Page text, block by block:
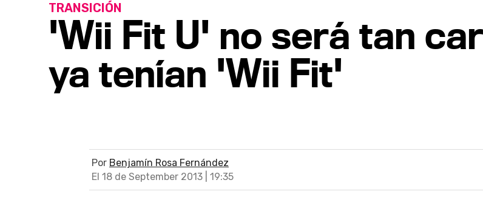
'Wii Fit U' no será tan
ya tenían 'Wii Fit'
TRANSICIÓN
Por Benjamín Rosa Fernández
El 18 de September 2013 | 19:35